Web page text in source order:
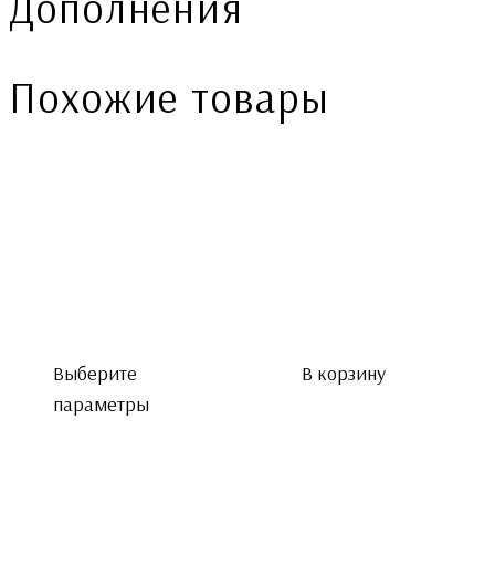
Похожие товары
Выберите
параметры
В корзину